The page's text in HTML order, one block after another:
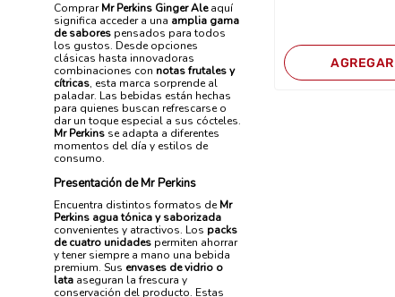
ComprarMr Perkins Ginger Aleaquí
significa acceder a una amplia gama
de sabores pensados para todos
los gustos. Desde opciones
clásicas hasta innovadoras
combinaciones con notas frutales y
cítricas, esta marca sorprende al
paladar. Las bebidas están hechas
para quienes buscan refrescarse o
dar un toque especial a sus cócteles.
Mr Perkins se adapta a diferentes
momentos del día y estilos de
consumo.
Presentación de Mr Perkins
Encuentra distintos formatos deMr
Perkins agua tónica y saborizada
convenientes y atractivos. Los packs
de cuatro unidades permiten ahorrar
y tener siempre a mano una bebida
premium. Sus envases de vidrio o
lata aseguran la frescura y
conservación del producto. Estas
AGREGAR